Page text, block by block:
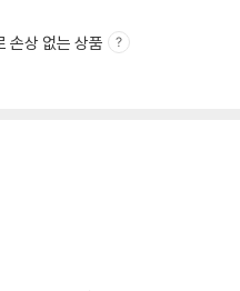
손상 없는 상품